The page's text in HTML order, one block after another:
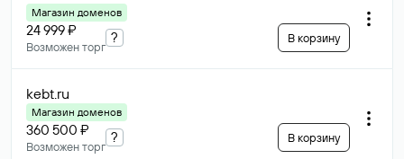
Магазин доменов
24 999 ₽
Возможен торг
? В корзину
kebt.ru
Магазин доменов
360 500 ₽
Возможен торг
? В корзину